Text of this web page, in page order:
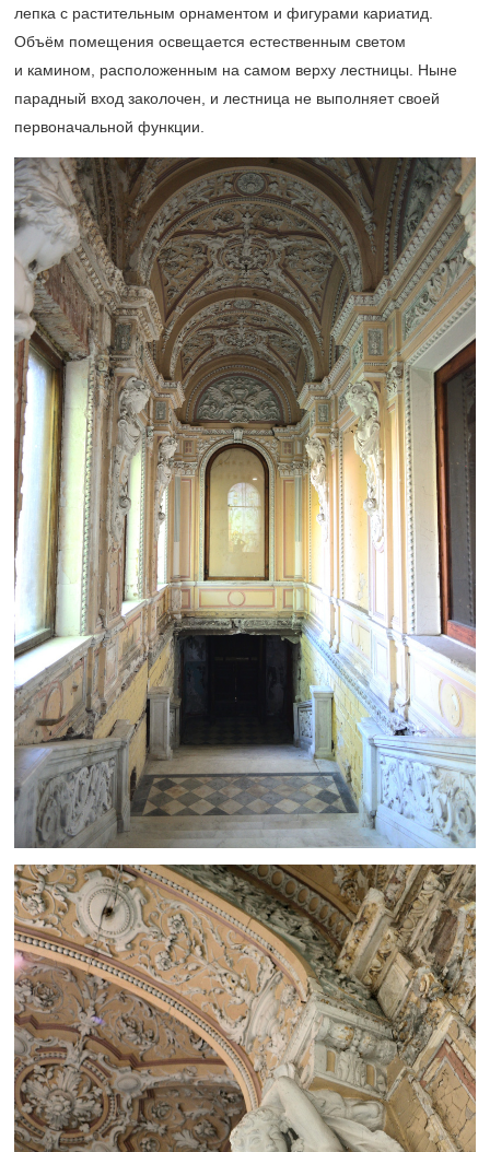
лепка с растительным орнаментом и фигурами кариатид.
Объём помещения освещается естественным светом
и камином, расположенным на самом верху лестницы. Ныне
парадный вход заколочен, и лестница не выполняет своей
первоначальной функции.